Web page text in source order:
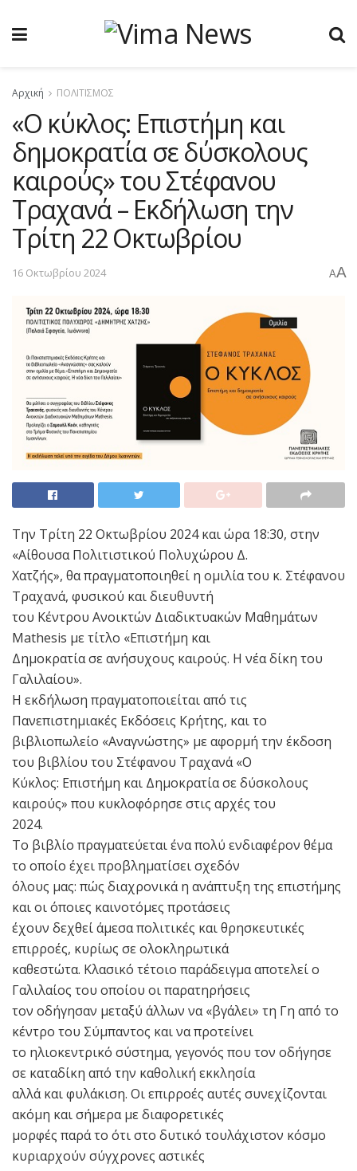
Αρχική ΠΟΛΙΤΙΣΜΟΣ
«Ο κύκλος: Επιστήμη και
δημοκρατία σε δύσκολους
καιρούς» του Στέφανου
Τραχανά – Εκδήλωση την
Τρίτη 22 Οκτωβρίου
16 Οκτωβρίου 2024 AA
Την Τρίτη 22 Οκτωβρίου 2024 και ώρα 18:30, στην
«Αίθουσα Πολιτιστικού Πολυχώρου Δ.
Χατζής», θα πραγματοποιηθεί η ομιλία του κ. Στέφανου
Τραχανά, φυσικού και διευθυντή
του Κέντρου Ανοικτών Διαδικτυακών Μαθημάτων
Μathesis με τίτλο «Επιστήμη και
Δημοκρατία σε ανήσυχους καιρούς. Η νέα δίκη του
Γαλιλαίου».
Η εκδήλωση πραγματοποιείται από τις
Πανεπιστημιακές Εκδόσεις Κρήτης, και το
βιβλιοπωλείο «Αναγνώστης» με αφορμή την έκδοση
του βιβλίου του Στέφανου Τραχανά «Ο
Κύκλος: Επιστήμη και Δημοκρατία σε δύσκολους
καιρούς» που κυκλοφόρησε στις αρχές του
2024.
Το βιβλίο πραγματεύεται ένα πολύ ενδιαφέρον θέμα
το οποίο έχει προβληματίσει σχεδόν
όλους μας: πώς διαχρονικά η ανάπτυξη της επιστήμης
και οι όποιες καινοτόμες προτάσεις
έχουν δεχθεί άμεσα πολιτικές και θρησκευτικές
επιρροές, κυρίως σε ολοκληρωτικά
καθεστώτα. Κλασικό τέτοιο παράδειγμα αποτελεί ο
Γαλιλαίος του οποίου οι παρατηρήσεις
τον οδήγησαν μεταξύ άλλων να «βγάλει» τη Γη από το
κέντρο του Σύμπαντος και να προτείνει
το ηλιοκεντρικό σύστημα, γεγονός που τον οδήγησε
σε καταδίκη από την καθολική εκκλησία
αλλά και φυλάκιση. Οι επιρροές αυτές συνεχίζονται
ακόμη και σήμερα με διαφορετικές
μορφές παρά το ότι στο δυτικό τουλάχιστον κόσμο
κυριαρχούν σύγχρονες αστικές